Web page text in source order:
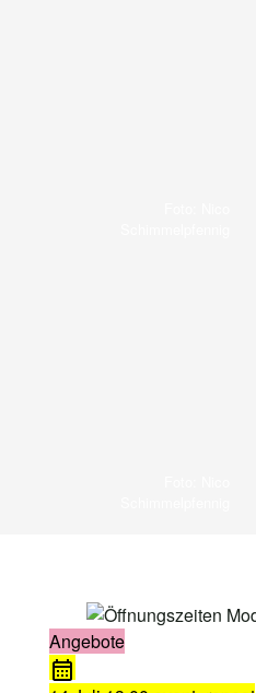
Angebote